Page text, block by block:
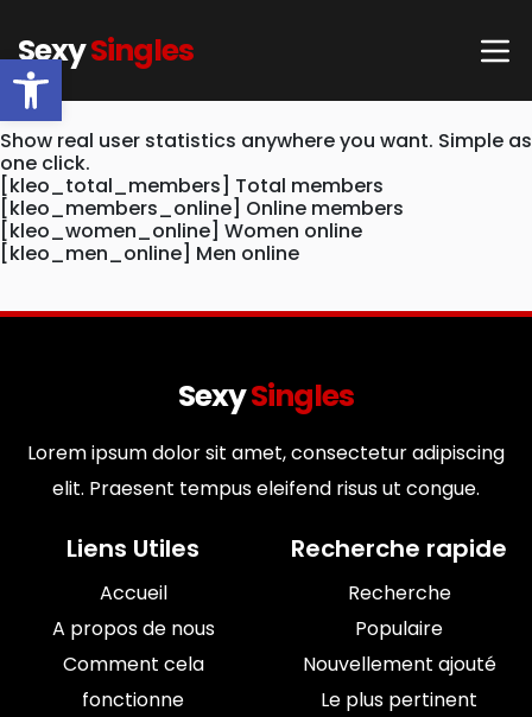
SexySingles
Show real user statistics anywhere you want. Simple as
one click.
[kleo_total_members] Total members
[kleo_members_online] Online members
[kleo_women_online] Women online
[kleo_men_online] Men online
SexySingles
Lorem ipsum dolor sit amet, consectetur adipiscing
elit. Praesent tempus eleifend risus ut congue.
Liens Utiles
Accueil
A propos de nous
Comment cela
fonctionne
Recherche rapide
Recherche
Populaire
Nouvellement ajouté
Le plus pertinent
Ouvrir la barre d’outils